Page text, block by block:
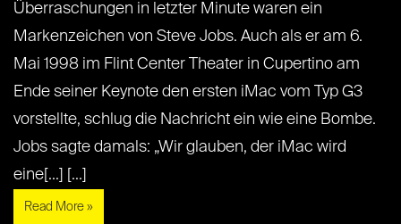
Überraschungen in letzter Minute waren ein
Markenzeichen von Steve Jobs. Auch als er am 6.
Mai 1998 im Flint Center Theater in Cupertino am
Ende seiner Keynote den ersten iMac vom Typ G3
vorstellte, schlug die Nachricht ein wie eine Bombe.
Jobs sagte damals: „Wir glauben, der iMac wird
eine[...] [...]
Read More »